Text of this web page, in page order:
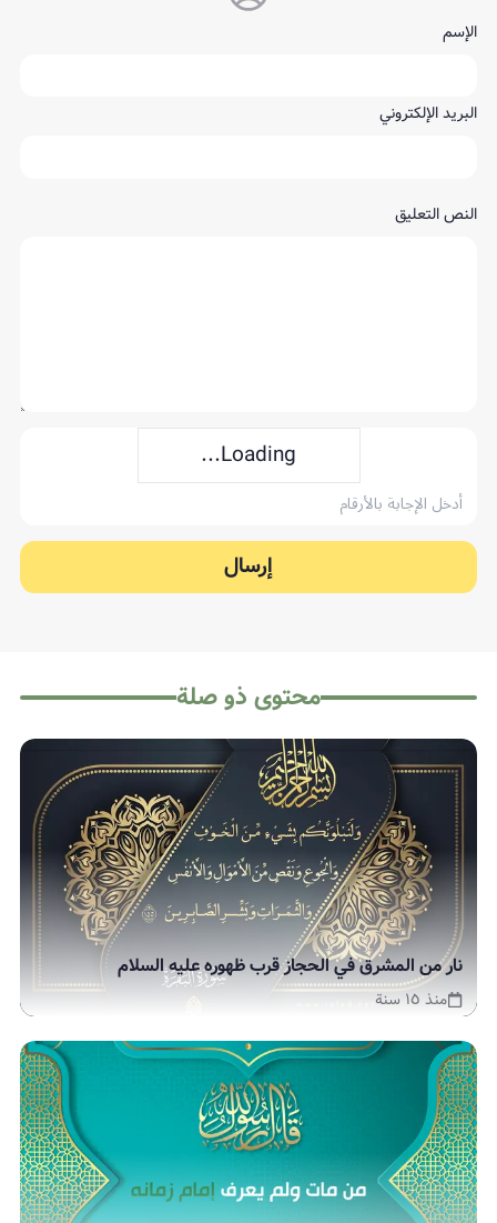
الإسم
البريد الإلكتروني
النص التعليق
Loading...
إرسال
محتوى ذو صلة
نار من المشرق في الحجاز قرب ظهوره عليه السلام
منذ ١٥ سنة